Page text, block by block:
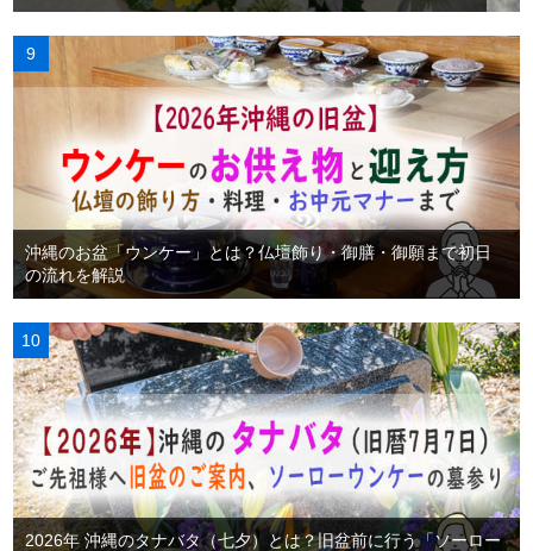
沖縄のお盆「ウンケー」とは？仏壇飾り・御膳・御願まで初日
の流れを解説
2026年 沖縄のタナバタ（七夕）とは？旧盆前に行う「ソーロー